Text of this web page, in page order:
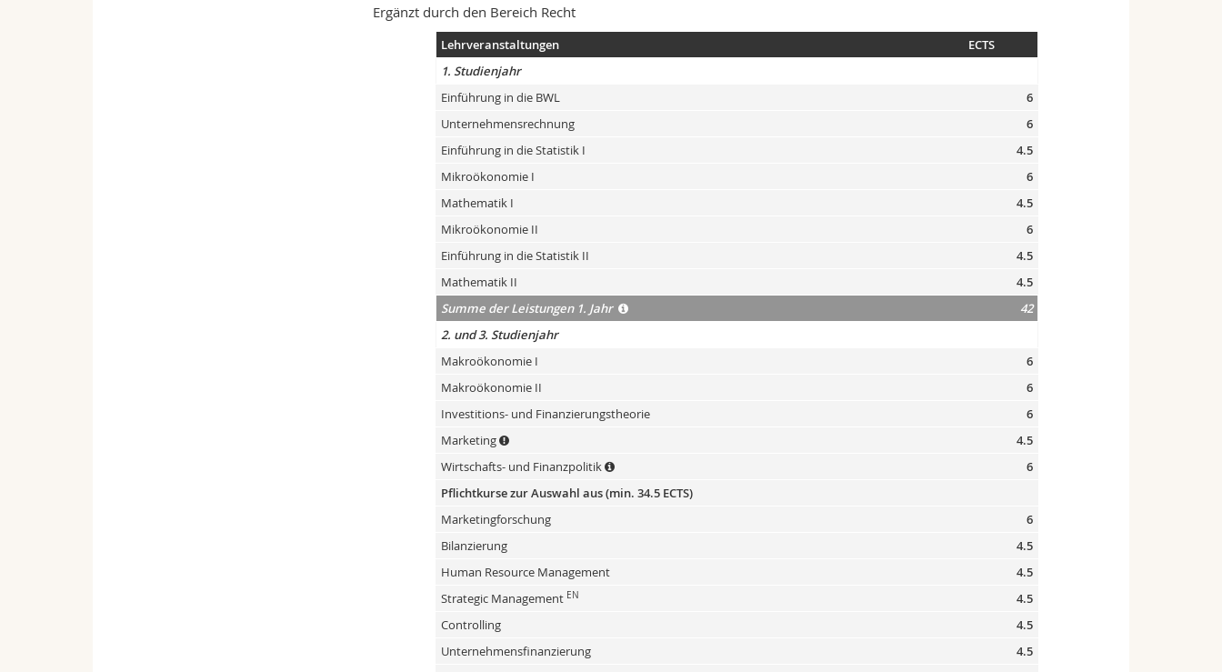
Ergänzt durch den Bereich Recht
Lehrveranstaltungen
ECTS
1. Studienjahr
Einführung in die BWL
6
Unternehmensrechnung
6
Einführung in die Statistik I
4.5
Mikroökonomie I
6
Mathematik I
4.5
Mikroökonomie II
6
Einführung in die Statistik II
4.5
Mathematik II
4.5
Summe der Leistungen 1. Jahr
42
2. und 3. Studienjahr
Makroökonomie I
6
Makroökonomie II
6
Investitions- und Finanzierungstheorie
6
Marketing
4.5
Wirtschafts- und Finanzpolitik
6
Pflichtkurse zur Auswahl aus (min. 34.5 ECTS)
Marketingforschung
6
Bilanzierung
4.5
Human Resource Management
4.5
Strategic Management EN
4.5
Controlling
4.5
Unternehmensfinanzierung
4.5